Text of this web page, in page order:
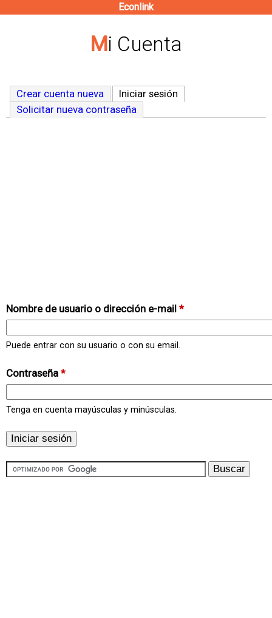
contenido
Econlink
Mi Cuenta
Crear cuenta nueva Iniciar sesión
Solicitar nueva contraseña
Nombre de usuario o dirección e-mail *
Puede entrar con su usuario o con su email.
Contraseña *
Tenga en cuenta mayúsculas y minúsculas.